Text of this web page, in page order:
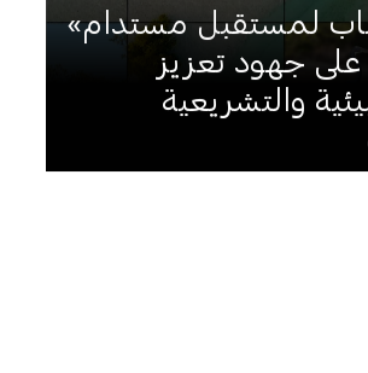
لمستقبل مستدام»
جهود تعزيز
والتشريعية